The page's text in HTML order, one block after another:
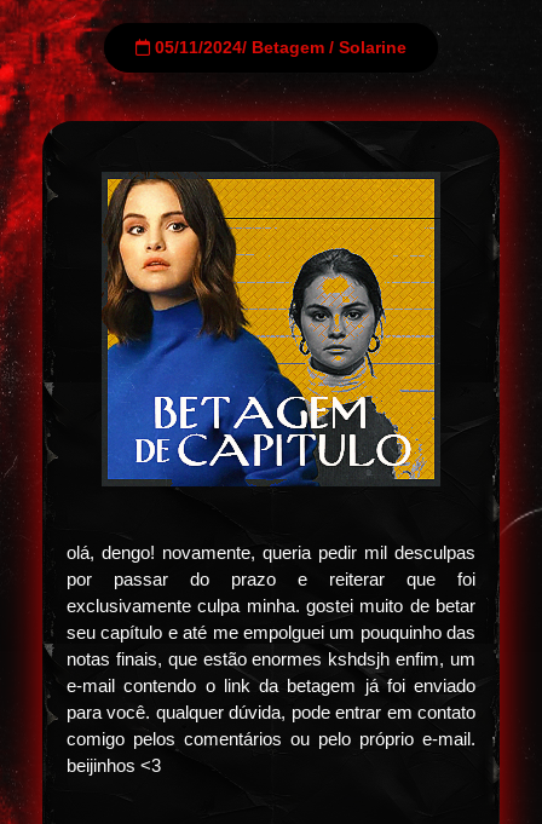
05/11/2024/ Betagem / Solarine
olá, dengo! novamente, queria pedir mil desculpas
por passar do prazo e reiterar que foi
exclusivamente culpa minha. gostei muito de betar
seu capítulo e até me empolguei um pouquinho das
notas finais, que estão enormes kshdsjh enfim, um
e-mail contendo o link da betagem já foi enviado
para você. qualquer dúvida, pode entrar em contato
comigo pelos comentários ou pelo próprio e-mail.
beijinhos <3